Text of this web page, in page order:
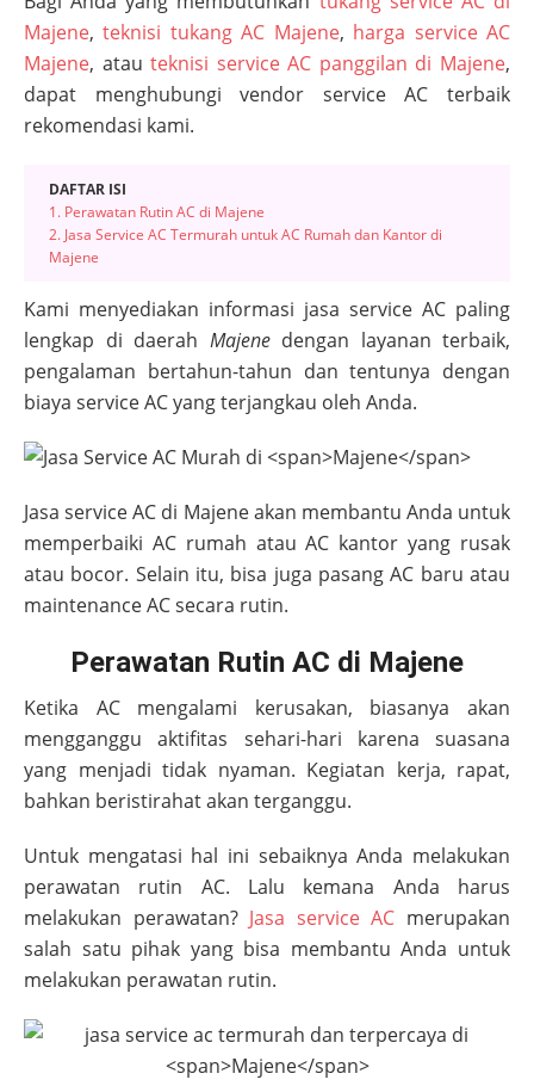
Majene,teknisi tukang AC Majene, harga service AC
Majene, atauteknisi service AC panggilan di Majene,
dapat menghubungi vendor service AC terbaik
rekomendasi kami.
DAFTAR ISI
1. Perawatan Rutin AC di Majene
2. Jasa Service AC Termurah untuk AC Rumah dan Kantor di
Majene
Kami menyediakan informasi jasa service AC paling
lengkap di daerah Majenedengan layanan terbaik,
pengalaman bertahun-tahun dan tentunya dengan
biaya service AC yang terjangkau oleh Anda.
Jasa service AC di Majeneakan membantu Anda untuk
memperbaiki AC rumah atau AC kantor yang rusak
atau bocor. Selain itu, bisa juga pasang AC baru atau
maintenance AC secara rutin.
Perawatan Rutin AC di Majene
Ketika AC mengalami kerusakan, biasanya akan
mengganggu aktifitas sehari-hari karena suasana
yang menjadi tidak nyaman. Kegiatan kerja, rapat,
bahkan beristirahat akan terganggu.
Untuk mengatasi hal ini sebaiknya Anda melakukan
perawatan rutin AC. Lalu kemana Anda harus
melakukan perawatan? Jasa service AC merupakan
salah satu pihak yang bisa membantu Anda untuk
melakukan perawatan rutin.